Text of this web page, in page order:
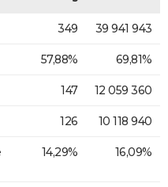
349 39 941 943
57,88% 69,81%
147 12 059 360
126 10 118 940
14,29% 16,09%